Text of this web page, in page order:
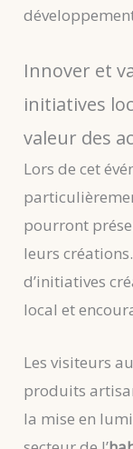
Innover et
initiatives
valeur des
Lors de cet
pourront
leurs
d’initiatives
local et
Les visiteurs
produits
la mise en